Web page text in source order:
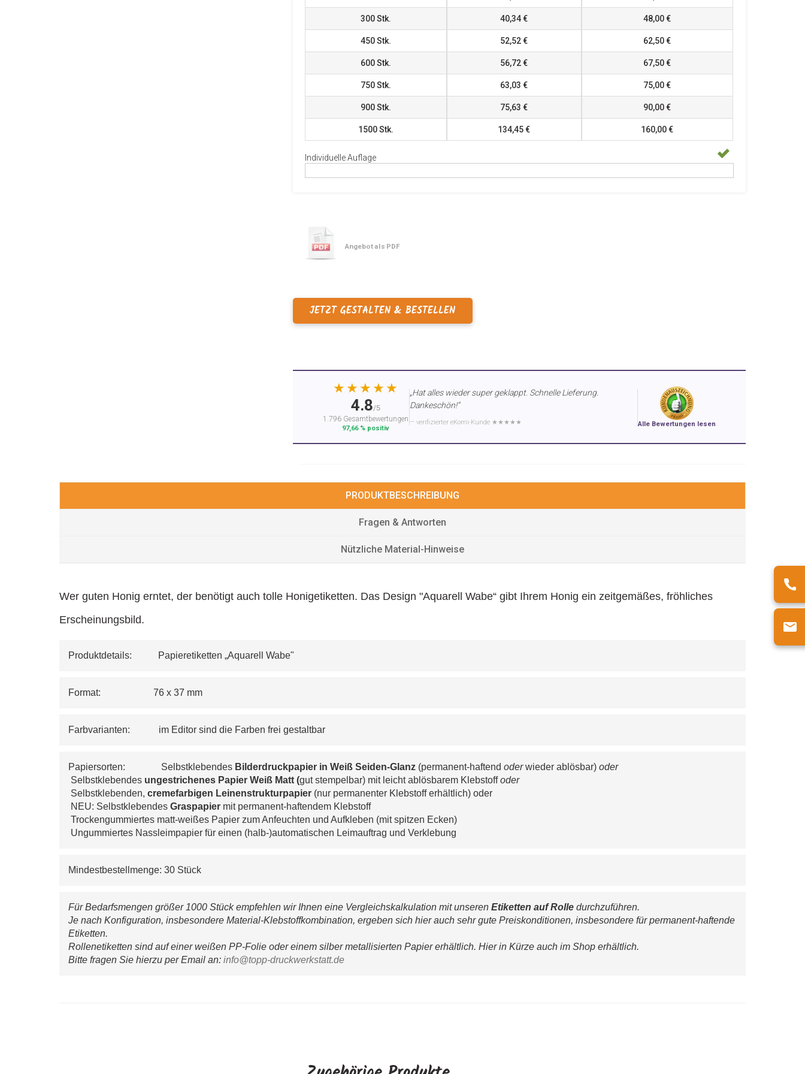
300Stk. 40,34 € 48,00 €
450Stk. 52,52 € 62,50 €
600Stk. 56,72 € 67,50 €
750Stk. 63,03 € 75,00 €
900Stk. 75,63 € 90,00 €
1500Stk. 134,45 € 160,00 €
Individuelle Auflage
Angebot als PDF
JETZT GESTALTEN & BESTELLEN
★★★★★
4.8/5
1.796 Gesamtbewertungen
97,66 % positiv
„Hat alles wieder super geklappt. Schnelle Lieferung.
Dankeschön!“
— verifizierter eKomi-Kunde ★★★★★ Alle Bewertungen lesen
PRODUKTBESCHREIBUNG
Fragen & Antworten
Nützliche Material-Hinweise
Wer guten Honig erntet, der benötigt auch tolle Honigetiketten. Das Design "Aquarell Wabe“ gibt Ihrem Honig ein zeitgemäßes, fröhliches
Erscheinungsbild.
Produktdetails:           Papieretiketten „Aquarell Wabe"
Format:                      76 x 37 mm
Farbvarianten:            im Editor sind die Farben frei gestaltbar
Papiersorten:               Selbstklebendes Bilderdruckpapier in Weiß Seiden-Glanz (permanent-haftend oder wieder ablösbar) oder
Selbstklebendes ungestrichenes Papier Weiß Matt (gut stempelbar) mit leicht ablösbarem Klebstoff oder
Selbstklebenden, cremefarbigen Leinenstrukturpapier (nur permanenter Klebstoff erhältlich) oder
NEU: Selbstklebendes Graspapier mit permanent-haftendem Klebstoff
Trockengummiertes matt-weißes Papier zum Anfeuchten und Aufkleben (mit spitzen Ecken)
Ungummiertes Nassleimpapier für einen (halb-)automatischen Leimauftrag und Verklebung
Mindestbestellmenge: 30 Stück
Für Bedarfsmengen größer 1000 Stück empfehlen wir Ihnen eine Vergleichskalkulation mit unseren Etiketten auf Rolle durchzuführen.
Je nach Konfiguration, insbesondere Material-Klebstoffkombination, ergeben sich hier auch sehr gute Preiskonditionen, insbesondere für permanent-haftende
Etiketten.
Rollenetiketten sind auf einer weißen PP-Folie oder einem silber metallisierten Papier erhältlich. Hier in Kürze auch im Shop erhältlich.
Bitte fragen Sie hierzu per Email an: info@topp-druckwerkstatt.de